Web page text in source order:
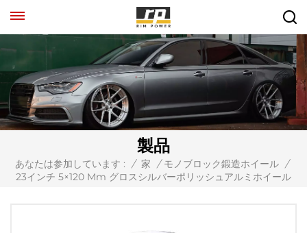
製品
あなたは参加しています : / 家 / モノブロック鍛造ホイール /
23インチ 5×120 Mm グロスシルバーポリッシュアルミホイール